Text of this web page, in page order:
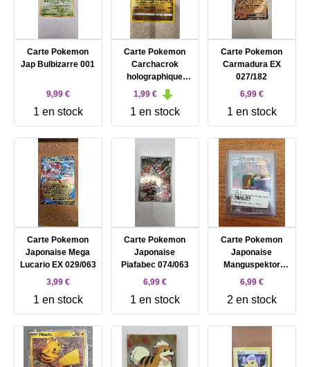
Carte Pokemon
Jap Bulbizarre 001
9,99 €
1 en stock
Carte Pokemon
Carchacrok
holographique
109/172
1,99 €
1 en stock
Carte Pokemon
Carmadura EX
027/182
6,99 €
1 en stock
Carte Pokemon
Japonaise Mega
Lucario EX 029/063
3,99 €
1 en stock
Carte Pokemon
Japonaise
Piafabec 074/063
6,99 €
1 en stock
Carte Pokemon
Japonaise
Manguspektor
075/063
6,99 €
2 en stock